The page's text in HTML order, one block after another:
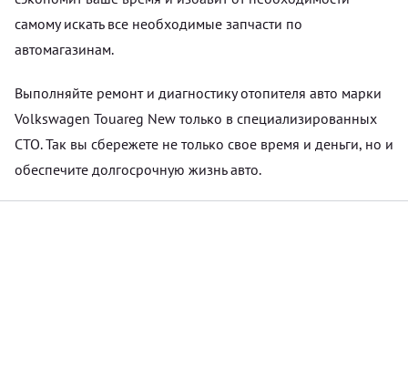
самому искать все необходимые запчасти по
автомагазинам.
Выполняйте ремонт и диагностику отопителя авто марки
Volkswagen Touareg New только в специализированных
СТО. Так вы сбережете не только свое время и деньги, но и
обеспечите долгосрочную жизнь авто.